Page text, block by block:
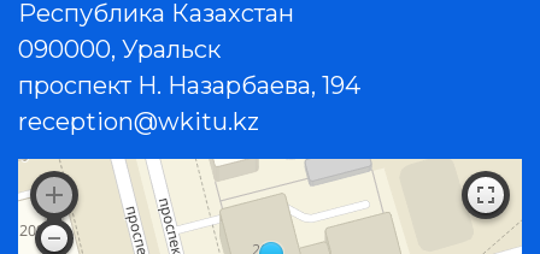
Республика Казахстан
090000, Уральск
проспект Н. Назарбаева, 194
reception@wkitu.kz